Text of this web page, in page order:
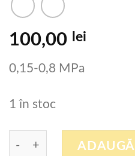
100,00 lei
0,15-0,8 MPa
1 în stoc
Cantitate Valva 2